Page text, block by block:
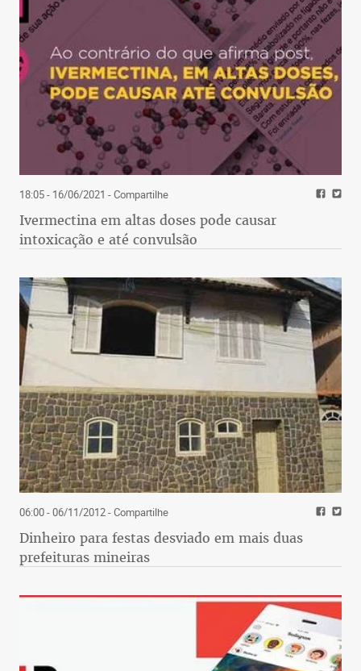
18:05 - 16/06/2021 - Compartilhe
Ivermectina em altas doses pode causar
intoxicação e até convulsão
06:00 - 06/11/2012- Compartilhe
Dinheiro para festas desviado em mais duas
prefeituras mineiras